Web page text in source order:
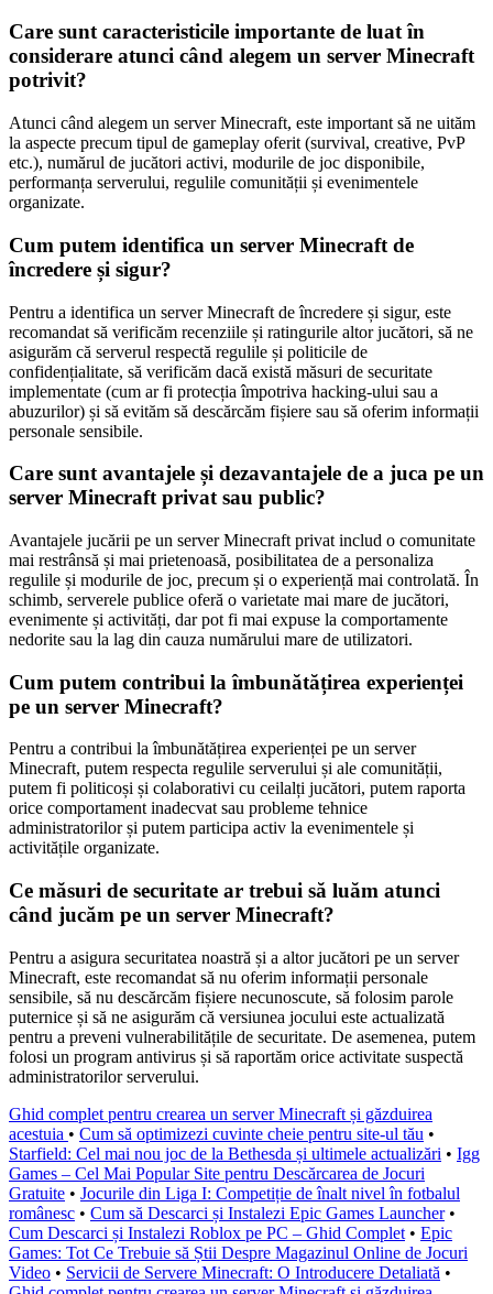
Care sunt caracteristicile importante de luat în
considerare atunci când alegem un server Minecraft
potrivit?
Atunci când alegem un server Minecraft, este important să ne uităm
la aspecte precum tipul de gameplay oferit (survival, creative, PvP
etc.), numărul de jucători activi, modurile de joc disponibile,
performanța serverului, regulile comunității și evenimentele
organizate.
Cum putem identifica un server Minecraft de
încredere și sigur?
Pentru a identifica un server Minecraft de încredere și sigur, este
recomandat să verificăm recenziile și ratingurile altor jucători, să ne
asigurăm că serverul respectă regulile și politicile de
confidențialitate, să verificăm dacă există măsuri de securitate
implementate (cum ar fi protecția împotriva hacking-ului sau a
abuzurilor) și să evităm să descărcăm fișiere sau să oferim informații
personale sensibile.
Care sunt avantajele și dezavantajele de a juca pe un
server Minecraft privat sau public?
Avantajele jucării pe un server Minecraft privat includ o comunitate
mai restrânsă și mai prietenoasă, posibilitatea de a personaliza
regulile și modurile de joc, precum și o experiență mai controlată. În
schimb, serverele publice oferă o varietate mai mare de jucători,
evenimente și activități, dar pot fi mai expuse la comportamente
nedorite sau la lag din cauza numărului mare de utilizatori.
Cum putem contribui la îmbunătățirea experienței
pe un server Minecraft?
Pentru a contribui la îmbunătățirea experienței pe un server
Minecraft, putem respecta regulile serverului și ale comunității,
putem fi politicoși și colaborativi cu ceilalți jucători, putem raporta
orice comportament inadecvat sau probleme tehnice
administratorilor și putem participa activ la evenimentele și
activitățile organizate.
Ce măsuri de securitate ar trebui să luăm atunci
când jucăm pe un server Minecraft?
Pentru a asigura securitatea noastră și a altor jucători pe un server
Minecraft, este recomandat să nu oferim informații personale
sensibile, să nu descărcăm fișiere necunoscute, să folosim parole
puternice și să ne asigurăm că versiunea jocului este actualizată
pentru a preveni vulnerabilitățile de securitate. De asemenea, putem
folosi un program antivirus și să raportăm orice activitate suspectă
administratorilor serverului.
Ghid complet pentru crearea un server Minecraft și găzduirea
acestuia • Cum să optimizezi cuvinte cheie pentru site-ul tău •
Starfield: Cel mai nou joc de la Bethesda și ultimele actualizări • Igg
Games – Cel Mai Popular Site pentru Descărcarea de Jocuri
Gratuite • Jocurile din Liga I: Competiție de înalt nivel în fotbalul
românesc • Cum să Descarci și Instalezi Epic Games Launcher•
Cum Descarci și Instalezi Roblox pe PC – Ghid Complet • Epic
Games: Tot Ce Trebuie să Știi Despre Magazinul Online de Jocuri
Video • Servicii de Servere Minecraft: O Introducere Detaliată •